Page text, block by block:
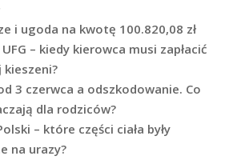
i ugoda na kwotę 100.820,08 zł
– kiedy kierowca musi zapłacić
kieszeni?
3 czerwca a odszkodowanie. Co
dla rodziców?
– które części ciała były
na urazy?